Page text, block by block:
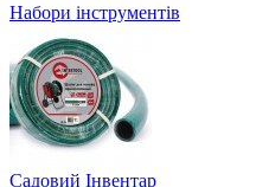
Набори інструментів
Садовий Інвентар